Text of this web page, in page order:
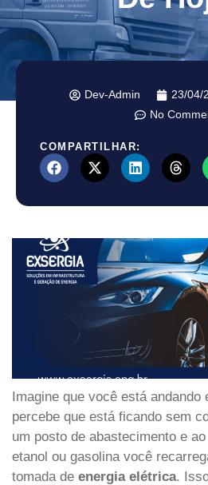
Dev-Admin 23/04/
No
COMPARTILHAR:
Imagine que você está andando
percebe que está ficando sem
um posto de abastecimento e
etanol ou gasolina você
tomada de energia elétrica.